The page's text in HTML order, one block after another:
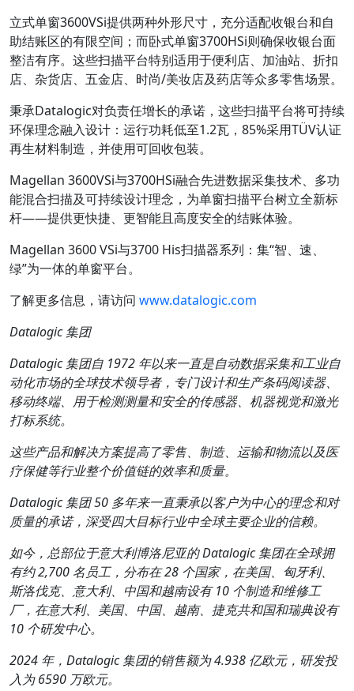
立式单窗3600VSi提供两种外形尺寸，充分适配收银台和自
助结账区的有限空间；而卧式单窗3700HSi则确保收银台面
整洁有序。这些扫描平台特别适用于便利店、加油站、折扣
店、杂货店、五金店、时尚/美妆店及药店等众多零售场景。
秉承Datalogic对负责任增长的承诺，这些扫描平台将可持续
环保理念融入设计 ：运行功耗低至1.2瓦 ， 85%采用TÜV认证
再生材料制造，并使用可回收包装。
Magellan 3600VSi与3700HSi融合先进数据采集技术、多功
能混合扫描及可持续设计理念，为单窗扫描平台树立全新标
杆——提供更快捷、更智能且高度安全的结账体验。
Magellan 3600 VSi与3700 His扫描器系列：集“智、速、
绿”为一体的单窗平台。
了解更多信息，请访问 www.datalogic.com
Datalogic集团
Datalogic集团自 1972 年以来一直是自动数据采集和工业自
动化市场的全球技术领导者，专门设计和生产条码阅读器、
移动终端、用于检测测量和安全的传感器、机器视觉和激光
打标系统。
这些产品和解决方案提高了零售、制造、运输和物流以及医
疗保健等行业整个价值链的效率和质量。
Datalogic集团50 多年来一直秉承以客户为中心的理念和对
质量的承诺，深受四大目标行业中全球主要企业的信赖。
如今，总部位于意大利博洛尼亚的Datalogic集团在全球拥
有约2,700 名员工，分布在28 个国家，在美国、匈牙利、
斯洛伐克、意大利、中国和越南设有 10 个制造和维修工
厂，在意大利、美国、中国、越南、捷克共和国和瑞典设有
10 个研发中心。
2024 年， Datalogic集团的销售额为4.938 亿欧元，研发投
入为6590 万欧元。